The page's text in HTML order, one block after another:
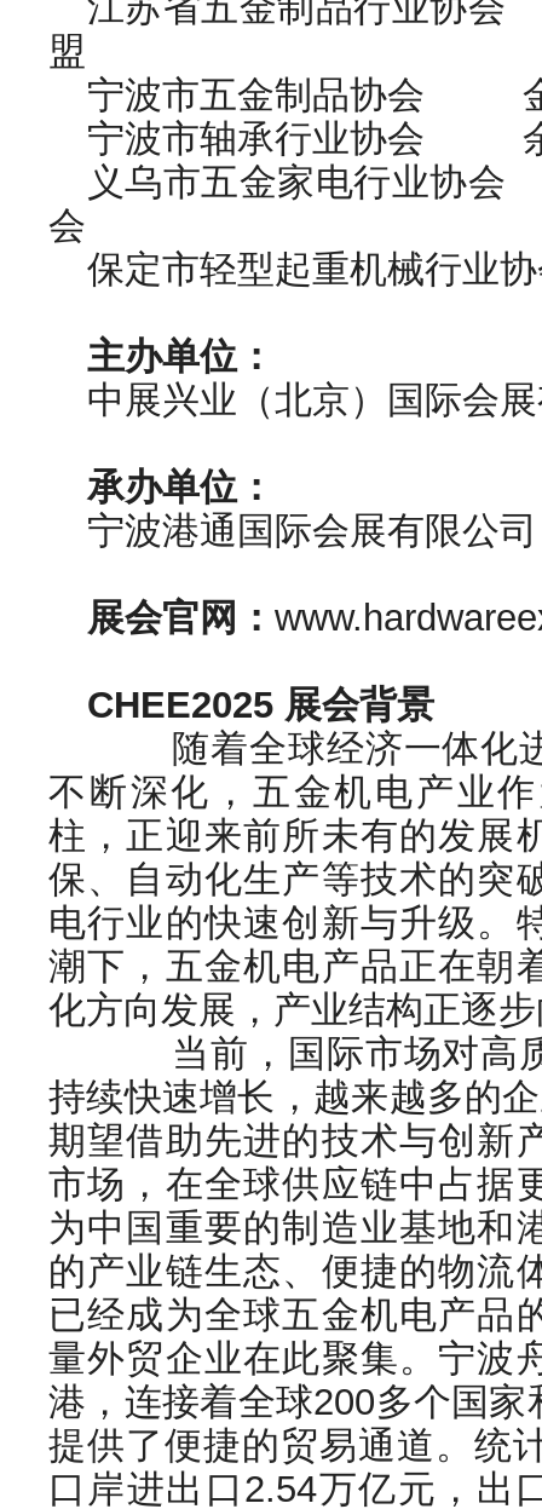
盟
宁波市五金制品协会 金
宁波市轴承行业协会 余
义乌市五金家电行业协
会
保定市轻型起重机械行业
主办单位：
中展兴业（北京）国际会
承办单位：
宁波港通国际会展有限公司
展会官网：
CHEE2025 展会背景
随着全球经济一体化
不断深化，五金机电产业
柱，正迎来前所未有的发展
保、自动化生产等技术的突
电行业的快速创新与升级。
潮下，五金机电产品正在朝
化方向发展，产业结构正逐
当前，国际市场对高
持续快速增长，越来越多的
期望借助先进的技术与创新
市场，在全球供应链中占据
为中国重要的制造业基地和
的产业链生态、便捷的物流
已经成为全球五金机电产品
量外贸企业在此聚集。宁波
港，连接着全球200多个国
提供了便捷的贸易通道。统
口岸进出口2.54万亿元，出